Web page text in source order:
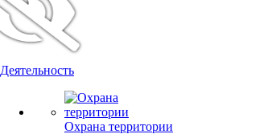
Деятельность
Охрана территории